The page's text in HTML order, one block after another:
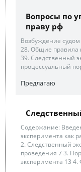
Вопросы по
праву рф
Возбуждение
28. Общие правила
39. Следственный
процессуальный
Предлагаю
Содержание:
эксперимента как
2. Следственный
проведения 7 3.
эксперимента 13 4.